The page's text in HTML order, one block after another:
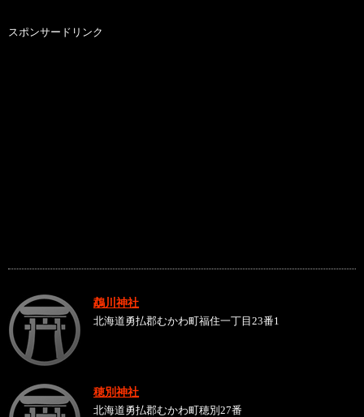
スポンサードリンク
鵡川神社
北海道勇払郡むかわ町福住一丁目23番1
穂別神社
北海道勇払郡むかわ町穂別27番